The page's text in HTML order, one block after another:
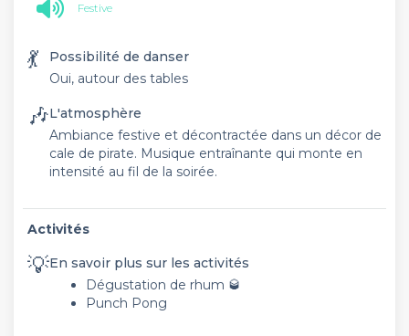
Festive
💃
Possibilité de danser
Oui, autour des tables
🎶L'atmosphère
Ambiance festive et décontractée dans un décor de
cale de pirate. Musique entraînante qui monte en
intensité au fil de la soirée.
Activités
💡En savoir plus sur les activités
Dégustation de rhum 🥃
Punch Pong